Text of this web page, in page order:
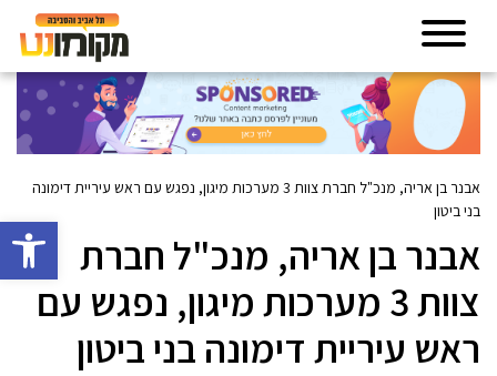
פתח
אבנר בן אריה, מנכ"ל חברת צוות 3 מערכות מיגון, נפגש עם ראש עיריית דימונה
בני ביטון
אבנר בן אריה, מנכ"ל חברת
צוות 3 מערכות מיגון, נפגש עם
ראש עיריית דימונה בני ביטון